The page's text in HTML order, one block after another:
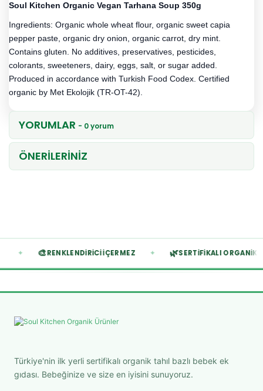
Soul Kitchen Organic Vegan Tarhana Soup 350g
Ingredients: Organic whole wheat flour, organic sweet capia
pepper paste, organic dry onion, organic carrot, dry mint.
Contains gluten. No additives, preservatives, pesticides,
colorants, sweeteners, dairy, eggs, salt, or sugar added.
Produced in accordance with Turkish Food Codex. Certified
organic by Met Ekolojik (TR-OT-42).
YORUMLAR - 0 yorum
ÖNERİLERİNİZ
✦ 🎨RENKLENDIRICI İÇERMEZ ✦ 🌿SERTIFIKALI
Türkiye'nin ilk yerli sertifikalı organik tahıl bazlı bebek ek
gıdası. Bebeğinize ve size en iyisini sunuyoruz.